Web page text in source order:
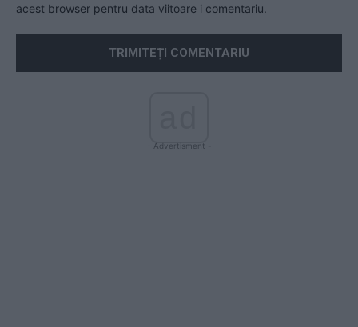
acest browser pentru data viitoare i comentariu.
- Advertisment -